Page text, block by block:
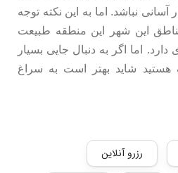
آسانی نباشد. اما به این نکته توجه
این شهر این منطقه طبیعت
اما اگر به دنبال جایی بسیار
شاید بهتر است به سراغ
رزرو آنلاین